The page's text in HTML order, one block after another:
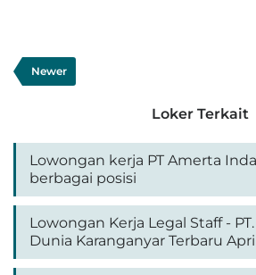
Newer
Loker Terkait
Lowongan kerja PT Amerta
berbagai posisi
Lowongan Kerja Legal Staff -
Dunia Karanganyar Terbaru